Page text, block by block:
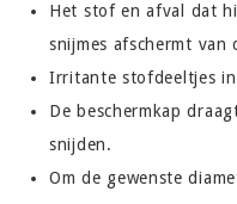
Het stof en afval dat
snijmes afschermt van
Irritante stofdeeltjes
De beschermkap
snijden.
Om de gewenste